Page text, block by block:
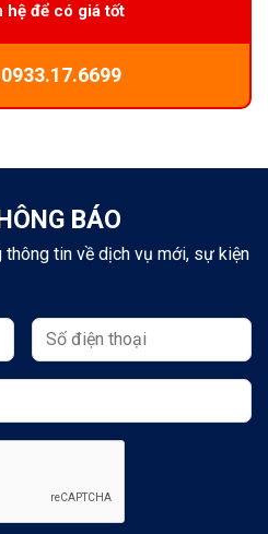
hệ để có giá tốt
0933.17.6699
BÁO
tin về dịch vụ mới, sự kiện